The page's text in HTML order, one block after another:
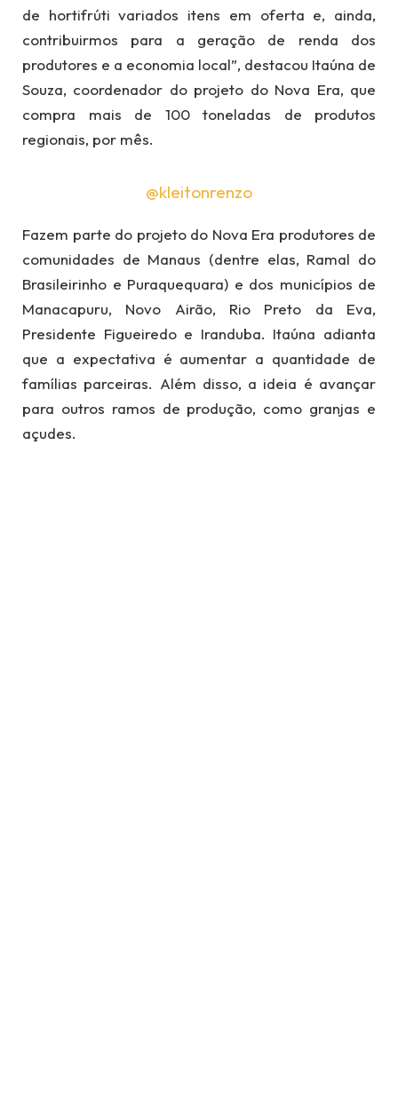
de hortifrúti variados itens em oferta e, ainda,
contribuirmos para a geração de renda dos
produtores e a economia local”, destacou Itaúna de
Souza, coordenador do projeto do Nova Era, que
compra mais de 100 toneladas de produtos
regionais, por mês.
@kleitonrenzo
Fazem parte do projeto do Nova Era produtores de
comunidades de Manaus (dentre elas, Ramal do
Brasileirinho e Puraquequara) e dos municípios de
Manacapuru, Novo Airão, Rio Preto da Eva,
Presidente Figueiredo e Iranduba. Itaúna adianta
que a expectativa é aumentar a quantidade de
famílias parceiras. Além disso, a ideia é avançar
para outros ramos de produção, como granjas e
açudes.